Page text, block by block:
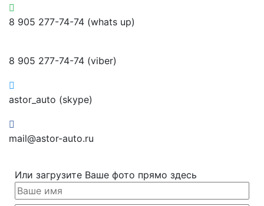
8 905 277-74-74 (whats up)
8 905 277-74-74 (viber)
astor_auto (skype)
mail@astor-auto.ru
Или загрузите Ваше фото прямо здесь